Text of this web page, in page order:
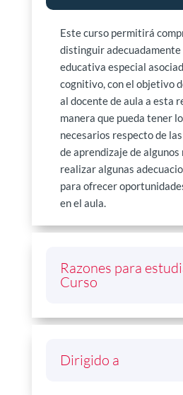
Este curso permitirá
distinguir adecuadamente
educativa especial
cognitivo, con el objetivo
al docente de aula a esta
manera que pueda tener
necesarios respecto de
de aprendizaje de algunos
realizar algunas
para ofrecer
en el aula.
Razones para
Curso
Dirigido a